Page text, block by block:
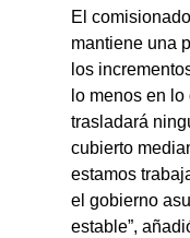
El
mantiene una
los
lo menos en
trasladará
cubierto
estamos
el gobierno
estable”,